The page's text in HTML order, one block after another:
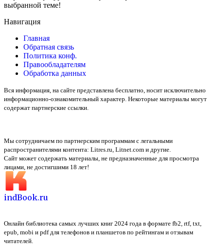
выбранной теме!
Навигация
Главная
Обратная связь
Политика конф.
Правообладателям
Обработка данных
Вся информация, на сайте представлена бесплатно, носит исключительно
информационно-ознакомительный характер. Некоторые материалы могут
содержат партнерские ссылки.
Мы сотрудничаем по партнерским программам с легальными
распространителями контента: Litres.ru, Litnet.com и другие.
Сайт может содержать материалы, не предназначенные для просмотра
лицами, не достигшими 18 лет!
indBook.ru
Онлайн библиотека самых лучших книг 2024 года в формате fb2, rtf, txt,
epub, mobi и pdf для телефонов и планшетов по рейтингам и отзывам
читателей.